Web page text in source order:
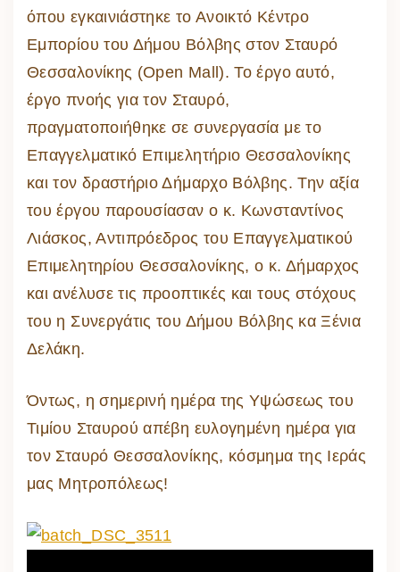
όπου εγκαινιάστηκε το Ανοικτό Κέντρο
Εμπορίου του Δήμου Βόλβης στον Σταυρό
Θεσσαλονίκης (Open Mall). Το έργο αυτό,
έργο πνοής για τον Σταυρό,
πραγματοποιήθηκε σε συνεργασία με το
Επαγγελματικό Επιμελητήριο Θεσσαλονίκης
και τον δραστήριο Δήμαρχο Βόλβης. Την αξία
του έργου παρουσίασαν ο κ. Κωνσταντίνος
Λιάσκος, Αντιπρόεδρος του Επαγγελματικού
Επιμελητηρίου Θεσσαλονίκης, ο κ. Δήμαρχος
και ανέλυσε τις προοπτικές και τους στόχους
του η Συνεργάτις του Δήμου Βόλβης κα Ξένια
Δελάκη.
Όντως, η σημερινή ημέρα της Υψώσεως του
Τιμίου Σταυρού απέβη ευλογημένη ημέρα για
τον Σταυρό Θεσσαλονίκης, κόσμημα της Ιεράς
μας Μητροπόλεως!